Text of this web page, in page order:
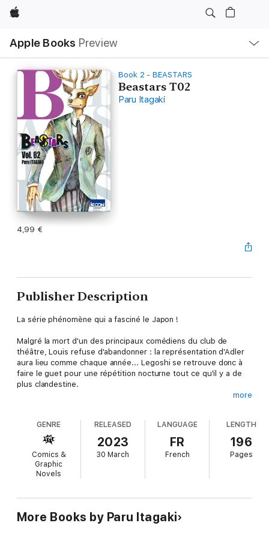
Apple
Apple Books Preview
Nav
Open
Menu
Book 2 - BEASTARS
Beastars T02
Paru Itagaki
4,99 €
Publisher Description
La série phénomène qui a fasciné le Japon !
Malgré la mort d'un des principaux comédiens du club de
théâtre, Louis refuse d'abandonner : la représentation d'Adler
aura lieu comme chaque année... Legoshi se retrouve donc à
faire le guet pour une répétition nocturne tout ce qu'il y a de
plus clandestine.
manque de dévorer l'inconnue ! Le carnivore est horrifié. Et
pour ne rien arranger, voilà qu'il tombe nez à nez avec Haru, la
jolie lapine du club de jardinage... qui n'est autre que sa proie
de la veille !
more
GENRE
Comics &
Graphic
Novels
RELEASED
2023
30 March
LANGUAGE
FR
French
LENGTH
196
Pages
More Books by Paru Itagaki